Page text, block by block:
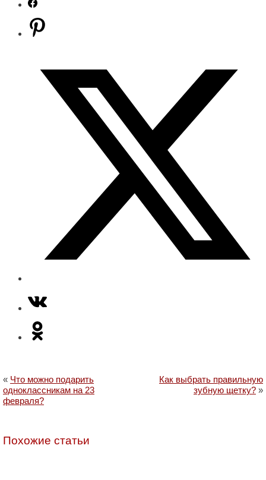
« Что можно подарить
одноклассникам на 23
февраля?
Как выбрать правильную
зубную щетку? »
Похожие статьи